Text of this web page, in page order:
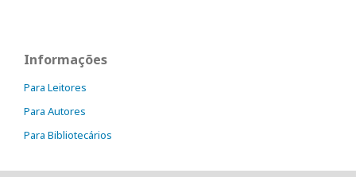
Informações
Para Leitores
Para Autores
Para Bibliotecários